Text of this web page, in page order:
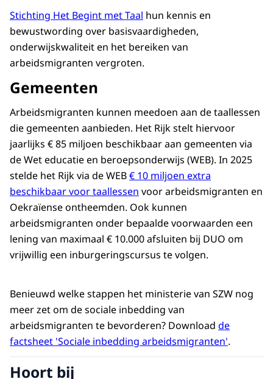
Stichting Het Begint met Taal hun kennis en
bewustwording over basisvaardigheden,
onderwijskwaliteit en het bereiken van
arbeidsmigranten vergroten.
Gemeenten
Arbeidsmigranten kunnen meedoen aan de taallessen
die gemeenten aanbieden. Het Rijk stelt hiervoor
jaarlijks € 85 miljoen beschikbaar aan gemeenten via
de Wet educatie en beroepsonderwijs (WEB). In 2025
stelde het Rijk via de WEB€ 10 miljoen extra
beschikbaar voor taallessen voor arbeidsmigranten en
Oekraïense ontheemden. Ook kunnen
arbeidsmigranten onder bepaalde voorwaarden een
lening van maximaal € 10.000 afsluiten bij DUO om
vrijwillig een inburgeringscursus te volgen.
Benieuwd welke stappen het ministerie van SZW nog
meer zet om de sociale inbedding van
arbeidsmigranten te bevorderen? Download de
factsheet 'Sociale inbedding arbeidsmigranten'.
Hoort bij